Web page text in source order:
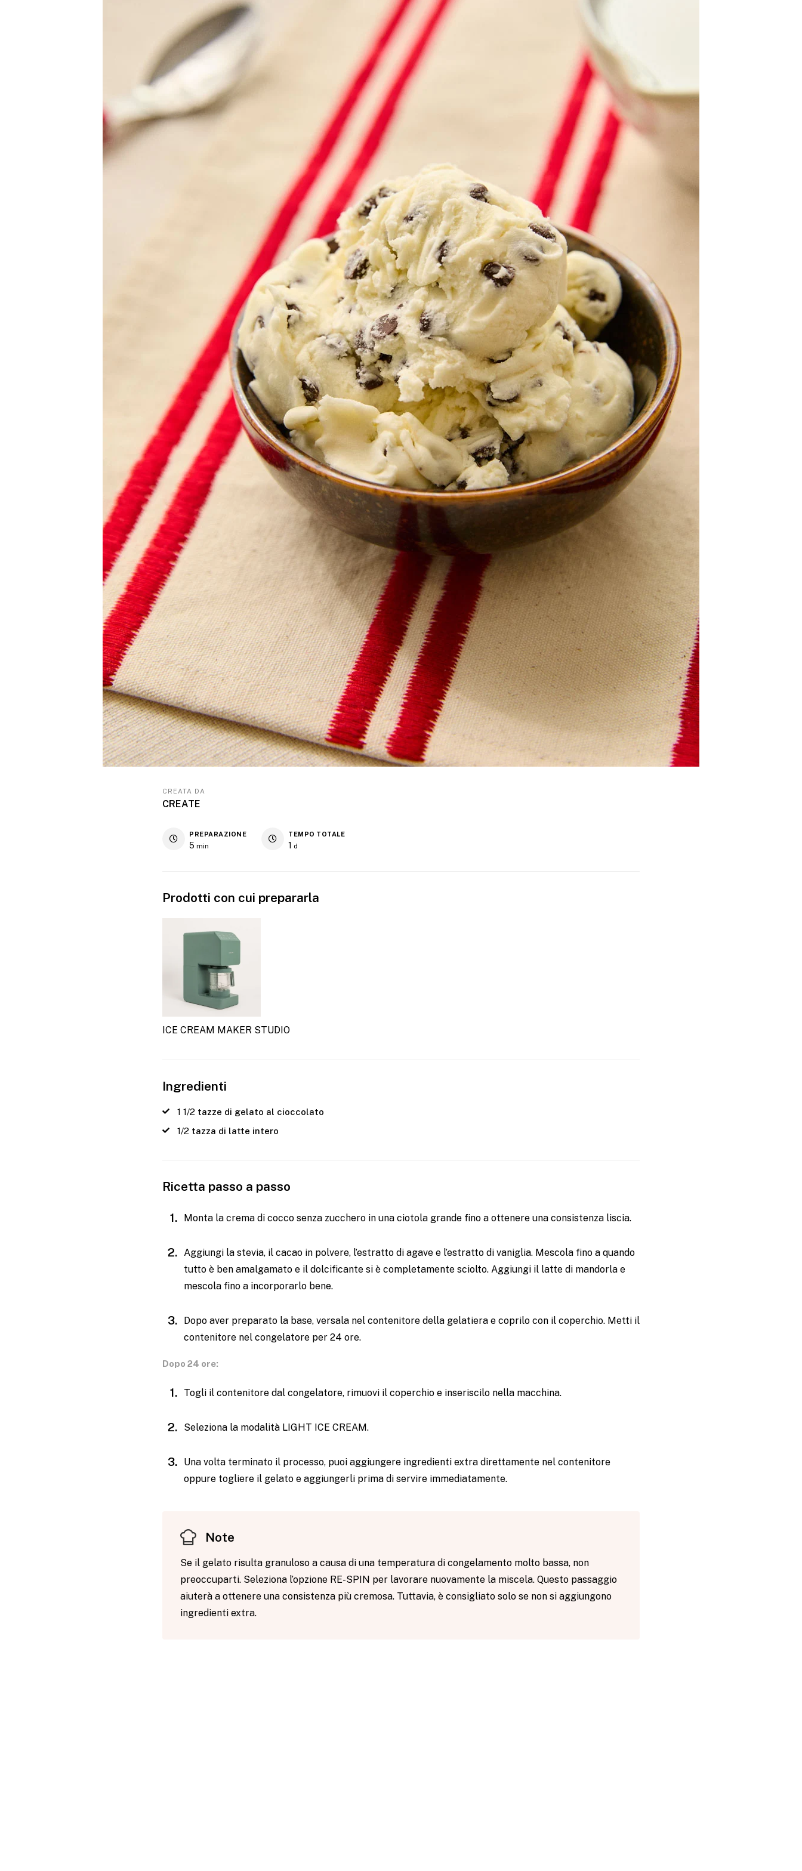
CREATA DA
CREATE
PREPARAZIONE
5 min
TEMPO TOTALE
1 d
Prodotti con cui prepararla
ICE CREAM MAKER STUDIO
Ingredienti
1 1/2 tazze di gelato al cioccolato
1/2 tazza di latte intero
Ricetta passo a passo
Monta la crema di cocco senza zucchero in una ciotola grande fino a ottenere una consistenza liscia.
Aggiungi la stevia, il cacao in polvere, l’estratto di agave e l’estratto di vaniglia. Mescola fino a quando
tutto è ben amalgamato e il dolcificante si è completamente sciolto. Aggiungi il latte di mandorla e
mescola fino a incorporarlo bene.
Dopo aver preparato la base, versala nel contenitore della gelatiera e coprilo con il coperchio. Metti il
contenitore nel congelatore per 24 ore.
Dopo 24 ore:
Togli il contenitore dal congelatore, rimuovi il coperchio e inseriscilo nella macchina.
Seleziona la modalità LIGHT ICE CREAM.
Una volta terminato il processo, puoi aggiungere ingredienti extra direttamente nel contenitore
oppure togliere il gelato e aggiungerli prima di servire immediatamente.
Note
Se il gelato risulta granuloso a causa di una temperatura di congelamento molto bassa, non
preoccuparti. Seleziona l’opzione RE-SPIN per lavorare nuovamente la miscela. Questo passaggio
aiuterà a ottenere una consistenza più cremosa. Tuttavia, è consigliato solo se non si aggiungono
ingredienti extra.